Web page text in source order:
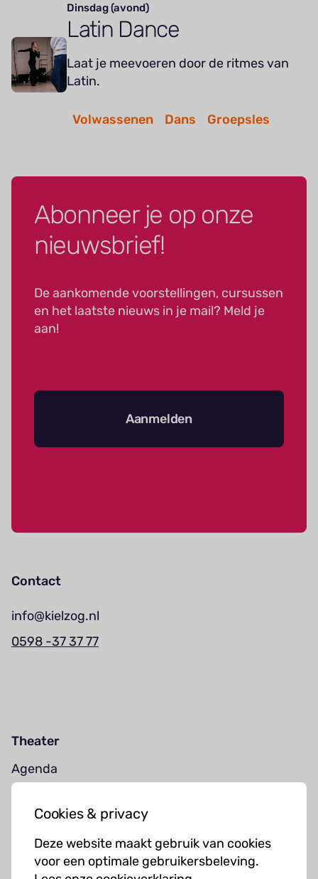
Cookies & privacy
Deze website maakt gebruik van cookies
voor een optimale gebruikersbeleving.
Dinsdag (avond)
Latin Dance
Laat je meevoeren door de ritmes van
Latin.
Volwassenen Dans Groepsles
Abonneer je op onze
nieuwsbrief!
De aankomende voorstellingen, cursussen
en het laatste nieuws in je mail? Meld je
aan!
Aanmelden
Contact
info@kielzog.nl
0598 -37 37 77
Theater
Agenda
Muziekcursussen